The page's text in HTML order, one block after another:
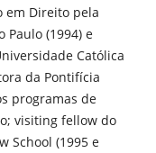
em Direito pela
Paulo (1994) e
Católica
da Pontifícia
programas de
visiting fellow do
School (1995 e